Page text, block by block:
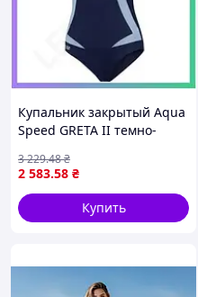
Купальник закрытый Aqua
Speed GRETA II темно-
женщин 46 размер для
плавания SKU_351-24
2 583.58 ₴
3 229.48₴
Купить